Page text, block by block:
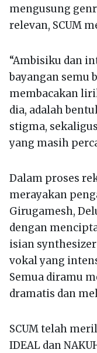
mengusung
relevan, SCUM
“Ambisiku dan
bayangan semu
membacakan
dia, adalah
stigma,
yang masih
Dalam proses
merayakan
Girugamesh,
dengan
isian
vokal yang
Semua diramu
dramatis dan
SCUM telah
IDEAL dan